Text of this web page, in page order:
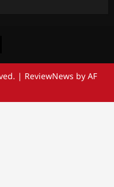
x.com/
| ReviewNews by AF